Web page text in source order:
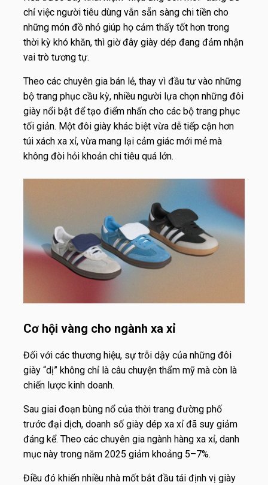
chỉ việc người tiêu dùng vẫn sẵn sàng chi tiền cho
những món đồ nhỏ giúp họ cảm thấy tốt hơn trong
thời kỳ khó khăn, thì giờ đây giày dép đang đảm nhận
vai trò tương tự.
Theo các chuyên gia bán lẻ, thay vì đầu tư vào những
bộ trang phục cầu kỳ, nhiều người lựa chọn những đôi
giày nổi bật để tạo điểm nhấn cho các bộ trang phục
tối giản. Một đôi giày khác biệt vừa dễ tiếp cận hơn
túi xách xa xỉ, vừa mang lại cảm giác mới mẻ mà
không đòi hỏi khoản chi tiêu quá lớn.
Cơ hội vàng cho ngành xa xỉ
Đối với các thương hiệu, sự trỗi dậy của những đôi
giày “dị” không chỉ là câu chuyện thẩm mỹ mà còn là
chiến lược kinh doanh.
Sau giai đoạn bùng nổ của thời trang đường phố
trước đại dịch, doanh số giày dép xa xỉ đã suy giảm
đáng kể. Theo các chuyên gia ngành hàng xa xỉ, danh
mục này trong năm 2025 giảm khoảng 5–7%.
Điều đó khiến nhiều nhà mốt bắt đầu tái định vị giày